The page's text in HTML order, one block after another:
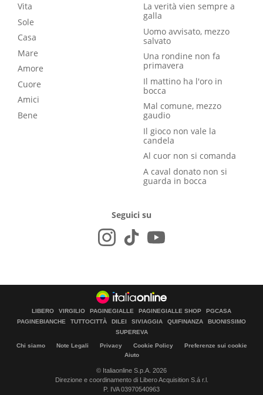
Vita
Sole
Casa
Mare
Amore
Cuore
Amici
Bene
La verità vien sempre a
galla
Uomo avvisato, mezzo
salvato
Una rondine non fa
primavera
Il mattino ha l'oro in
bocca
Mal comune, mezzo
gaudio
Il gioco non vale la
candela
Al cuor non si comanda
A caval donato non si
guarda in bocca
Seguici su
LIBERO VIRGILIO PAGINEGIALLE PAGINEGIALLE SHOP
PGCASA
PAGINEBIANCHE
TUTTOCITTÀ DILEI SIVIAGGIA QUIFINANZA
BUONISSIMO
SUPEREVA
Chi siamo Note Legali Privacy Cookie Policy
Preferenze sui cookie
Aiuto
© Italiaonline S.p.A. 2026
Direzione e coordinamento di Libero Acquisition S.á r.l.
P. IVA 03970540963